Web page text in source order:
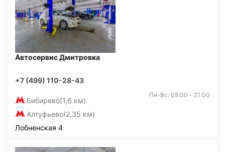
Автосервис Дмитровка
+7 (499) 110-28-43
Бибирево(1,6 км)
Алтуфьево(2,35 км)
Пн-Вс: 09:00 - 21:00
Лобненская 4